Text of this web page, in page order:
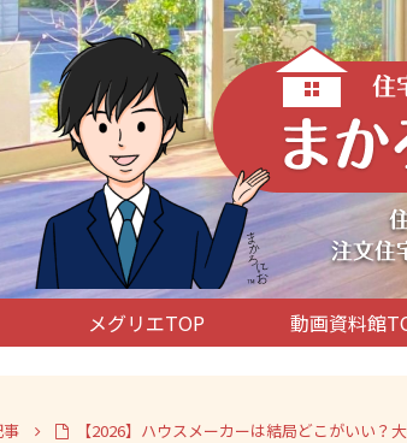
メグリエTOP 動画資料館
【2026】ハウスメーカーは結局どこがいい？